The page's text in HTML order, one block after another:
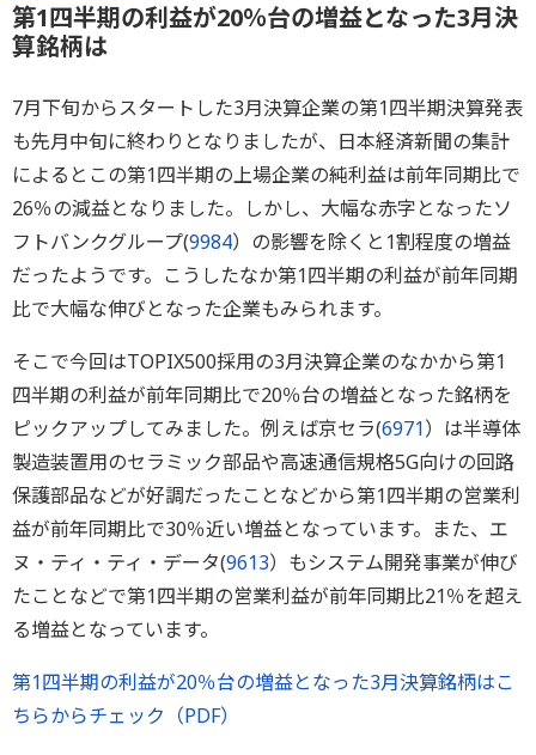
第1四半期の利益が20％台の増益となった3月決
算銘柄は
7月下旬からスタートした3月決算企業の第1四半期決算発表
も先月中旬に終わりとなりましたが、日本経済新聞の集計
によるとこの第1四半期の上場企業の純利益は前年同期比で
26％の減益となりました。しかし、大幅な赤字となったソ
フトバンクグループ(9984）の影響を除くと1割程度の増益
だったようです。こうしたなか第1四半期の利益が前年同期
比で大幅な伸びとなった企業もみられます。
そこで今回はTOPIX500採用の3月決算企業のなかから第1
四半期の利益が前年同期比で20％台の増益となった銘柄を
ピックアップしてみました。例えば京セラ(6971）は半導体
製造装置用のセラミック部品や高速通信規格5G向けの回路
保護部品などが好調だったことなどから第1四半期の営業利
益が前年同期比で30％近い増益となっています。また、エ
ヌ・ティ・ティ・データ(9613）もシステム開発事業が伸び
たことなどで第1四半期の営業利益が前年同期比21％を超え
る増益となっています。
第1四半期の利益が20％台の増益となった3月決算銘柄はこ
ちらからチェック（PDF）